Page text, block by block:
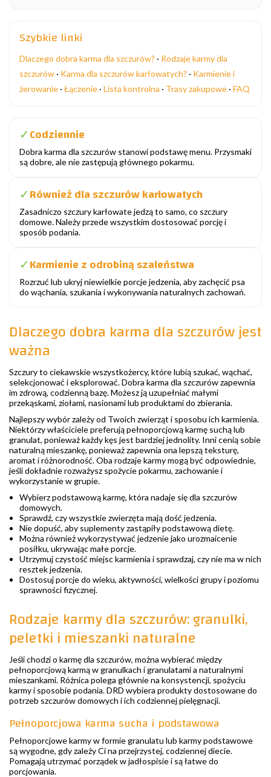
Szybkie linki
Dlaczego dobra karma dla szczurów? · Rodzaje karmy dla
szczurów · Karma dla szczurów karłowatych? · Karmienie i
żerowanie · Łączenie · Lista kontrolna · Trasy zakupowe · FAQ
✓Codziennie
Dobra karma dla szczurów stanowi podstawę menu. Przysmaki
są dobre, ale nie zastępują głównego pokarmu.
✓Również dla szczurów karłowatych
Zasadniczo szczury karłowate jedzą to samo, co szczury
domowe. Należy przede wszystkim dostosować porcję i
sposób podania.
✓Karmienie z odrobiną szaleństwa
Rozrzuć lub ukryj niewielkie porcje jedzenia, aby zachęcić psa
do wąchania, szukania i wykonywania naturalnych zachowań.
Dlaczego dobra karma dla szczurów jest
ważna
Szczury to ciekawskie wszystkożercy, które lubią szukać, wąchać,
selekcjonować i eksplorować. Dobra karma dla szczurów zapewnia
im zdrową, codzienną bazę. Możesz ją uzupełniać małymi
przekąskami, ziołami, nasionami lub produktami do zbierania.
Najlepszy wybór zależy od Twoich zwierząt i sposobu ich karmienia.
Niektórzy właściciele preferują pełnoporcjową karmę suchą lub
granulat, ponieważ każdy kęs jest bardziej jednolity. Inni cenią sobie
naturalną mieszankę, ponieważ zapewnia ona lepszą teksturę,
aromat i różnorodność. Oba rodzaje karmy mogą być odpowiednie,
jeśli dokładnie rozważysz spożycie pokarmu, zachowanie i
wykorzystanie w grupie.
Wybierz podstawową karmę, która nadaje się dla szczurów
domowych.
Sprawdź, czy wszystkie zwierzęta mają dość jedzenia.
Nie dopuść, aby suplementy zastąpiły podstawową dietę.
Można również wykorzystywać jedzenie jako urozmaicenie
posiłku, ukrywając małe porcje.
Utrzymuj czystość miejsc karmienia i sprawdzaj, czy nie ma w nich
resztek jedzenia.
Dostosuj porcje do wieku, aktywności, wielkości grupy i poziomu
sprawności fizycznej.
Rodzaje karmy dla szczurów: granulki,
peletki i mieszanki naturalne
Jeśli chodzi o karmę dla szczurów, można wybierać między
pełnoporcjową karmą w granulkach i granulatami a naturalnymi
mieszankami. Różnica polega głównie na konsystencji, spożyciu
karmy i sposobie podania. DRD wybiera produkty dostosowane do
potrzeb szczurów domowych i ich codziennej pielęgnacji.
Pełnoporcjowa karma sucha i podstawowa
Pełnoporcjowe karmy w formie granulatu lub karmy podstawowe
są wygodne, gdy zależy Ci na przejrzystej, codziennej diecie.
Pomagają utrzymać porządek w jadłospisie i są łatwe do
porcjowania.